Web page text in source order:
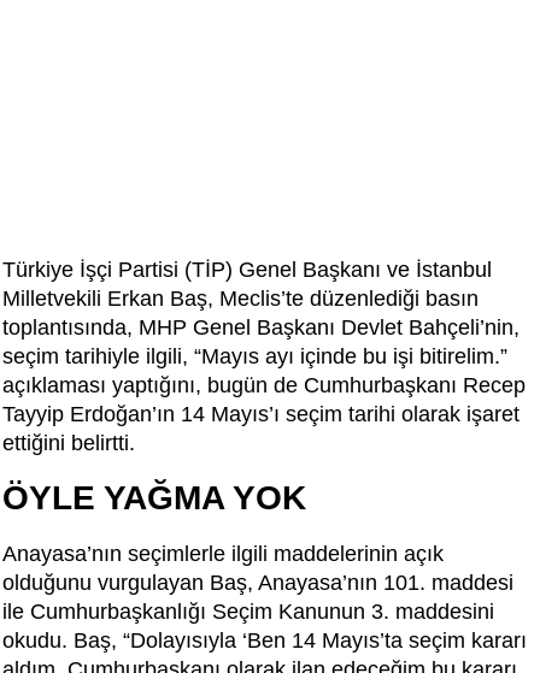
Türkiye İşçi Partisi (TİP) Genel Başkanı ve İstanbul
Milletvekili Erkan Baş, Meclis’te düzenlediği basın
toplantısında, MHP Genel Başkanı Devlet Bahçeli’nin,
seçim tarihiyle ilgili, “Mayıs ayı içinde bu işi bitirelim.”
açıklaması yaptığını, bugün de Cumhurbaşkanı Recep
Tayyip Erdoğan’ın 14 Mayıs’ı seçim tarihi olarak işaret
ettiğini belirtti.
ÖYLE YAĞMA YOK
Anayasa’nın seçimlerle ilgili maddelerinin açık
olduğunu vurgulayan Baş, Anayasa’nın 101. maddesi
ile Cumhurbaşkanlığı Seçim Kanunun 3. maddesini
okudu. Baş, “Dolayısıyla ‘Ben 14 Mayıs’ta seçim kararı